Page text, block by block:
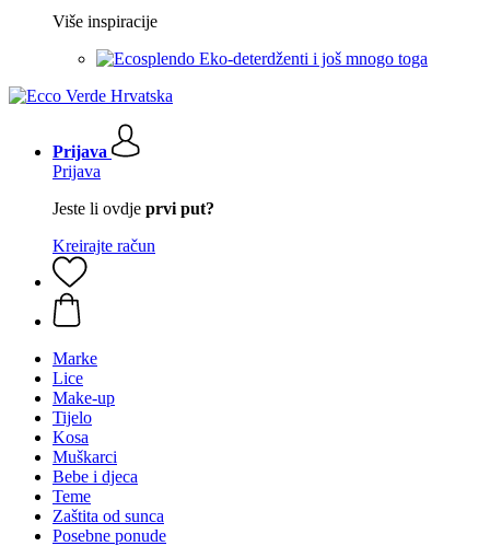
Više inspiracije
Eko-deterdženti i još mnogo toga
Prijava
Prijava
Jeste li ovdje prvi put?
Kreirajte račun
Marke
Lice
Make-up
Tijelo
Kosa
Muškarci
Bebe i djeca
Teme
Zaštita od sunca
Posebne ponude